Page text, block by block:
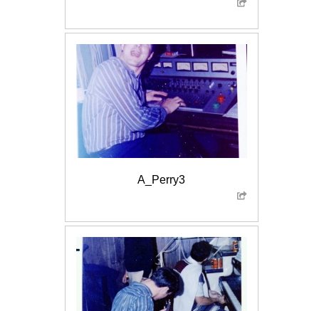
A_Perry3